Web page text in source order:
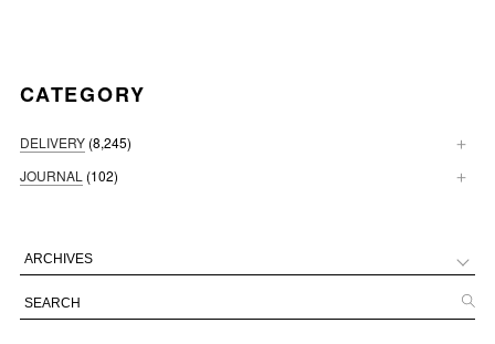
CATEGORY
DELIVERY (8,245)
JOURNAL (102)